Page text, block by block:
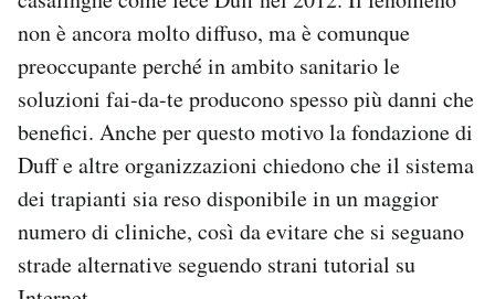
non è ancora molto diffuso, ma è comunque
preoccupante perché in ambito sanitario le
soluzioni fai-da-te producono spesso più danni che
benefici. Anche per questo motivo la fondazione di
Duff e altre organizzazioni chiedono che il sistema
dei trapianti sia reso disponibile in un maggior
numero di cliniche, così da evitare che si seguano
strade alternative seguendo strani tutorial su